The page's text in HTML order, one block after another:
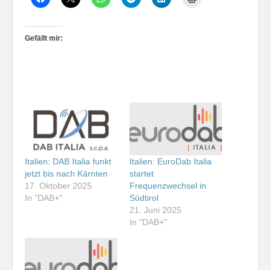
Gefällt mir:
Italien: DAB Italia funkt
jetzt bis nach Kärnten
17. Oktober 2025
In "DAB+"
Italien: EuroDab Italia
startet
Frequenzwechsel in
Südtirol
21. Juni 2025
In "DAB+"